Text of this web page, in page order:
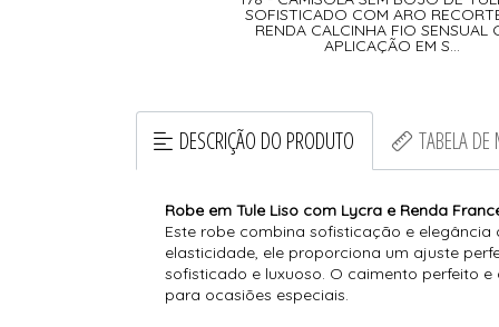
SOFISTICADO COM ARO
RENDA CALCINHA FIO SENSUAL
APLICAÇÃO EM S...
DESCRIÇÃO DO PRODUTO TABELA DE
Robe em Tule Liso com Lycra e Renda
Este robe combina sofisticação e
elasticidade, ele proporciona um ajuste
sofisticado e luxuoso. O caimento perfeito
para ocasiões especiais.